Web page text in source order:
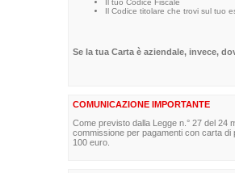
Il tuo Codice Fiscale
Il Codice titolare che trovi sul tuo
Se la tua Carta è aziendale, invece,
COMUNICAZIONE IMPORTANTE
Come previsto dalla Legge n.° 27 del 24
commissione per pagamenti con carta
100 euro.